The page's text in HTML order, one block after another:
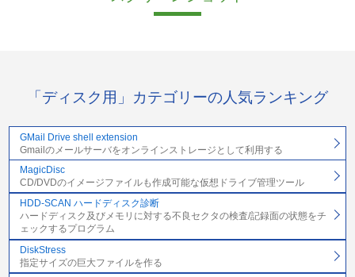
「ディスク用」カテゴリーの人気ランキング
GMail Drive shell extension
Gmailのメールサーバをオンラインストレージとして利用する
MagicDisc
CD/DVDのイメージファイルも作成可能な仮想ドライブ管理ツール
HDD-SCAN ハードディスク診断
ハードディスク及びメモリに対する不良セクタの検査/記録面の状態をチ
ェックするプログラム
DiskStress
指定サイズの巨大ファイルを作る